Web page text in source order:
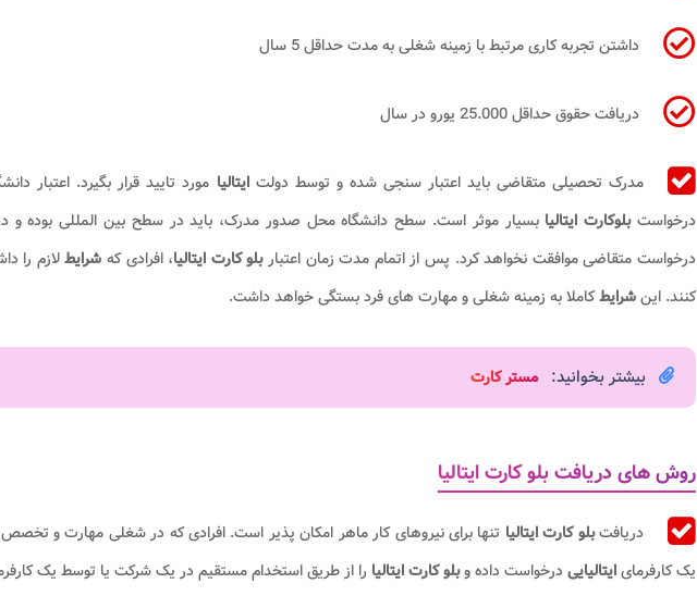
داشتن تجربه کاری مرتبط با زمینه شغلی به مدت حداقل 5 سال
دریافت حقوق حداقل 25.000 یورو در سال
مدرک تحصیلی متقاضی باید اعتبار سنجی شده و توسط دولتایتالیا مورد تایید قرار بگیرد.
درخواستبلوکارت ایتالیا بسیار موثر است. سطح دانشگاه محل صدور مدرک، باید در سطح بین المللی بوده
درخواست متقاضی موافقت نخواهد کرد. پس از اتمام مدت زمان اعتباربلو کارت ایتالیا، افرادی که شرایطلازم را
کنند. اینشرایطکاملا به زمینه شغلی و مهارت های فرد بستگی خواهد داشت.
بیشتر بخوانید: مستر کارت
روش های دریافت بلو کارت ایتالیا
دریافتبلو کارت ایتالیا تنها برای نیروهای کار ماهر امکان پذیر است. افرادی که در شغلی مهارت و تخصص
یک کارفرمایایتالیاییدرخواست داده وبلو کارت ایتالیا را از طریق استخدام مستقیم در یک شرکت یا توسط یک